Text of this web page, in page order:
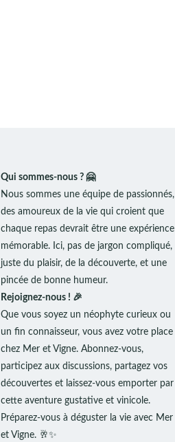
Qui sommes-nous ? 🤗
Nous sommes une équipe de passionnés,
des amoureux de la vie qui croient que
chaque repas devrait être une expérience
mémorable. Ici, pas de jargon compliqué,
juste du plaisir, de la découverte, et une
pincée de bonne humeur.
Rejoignez-nous ! 🎉
Que vous soyez un néophyte curieux ou
un fin connaisseur, vous avez votre place
chez Mer et Vigne. Abonnez-vous,
participez aux discussions, partagez vos
découvertes et laissez-vous emporter par
cette aventure gustative et vinicole.
Préparez-vous à déguster la vie avec Mer
et Vigne. 🥂✨